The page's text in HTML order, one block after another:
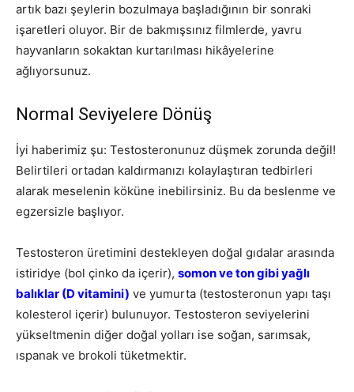
artık bazı şeylerin bozulmaya başladığının bir sonraki
işaretleri oluyor. Bir de bakmışsınız filmlerde, yavru
hayvanların sokaktan kurtarılması hikâyelerine
ağlıyorsunuz.
Normal Seviyelere Dönüş
İyi haberimiz şu: Testosteronunuz düşmek zorunda değil!
Belirtileri ortadan kaldırmanızı kolaylaştıran tedbirleri
alarak meselenin köküne inebilirsiniz. Bu da beslenme ve
egzersizle başlıyor.
Testosteron üretimini destekleyen doğal gıdalar arasında
istiridye (bol çinko da içerir), somon ve ton gibi yağlı
balıklar (D vitamini) ve yumurta (testosteronun yapı taşı
kolesterol içerir) bulunuyor. Testosteron seviyelerini
yükseltmenin diğer doğal yolları ise soğan, sarımsak,
ıspanak ve brokoli tüketmektir.